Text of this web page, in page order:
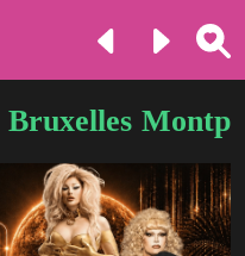
Bruxelles